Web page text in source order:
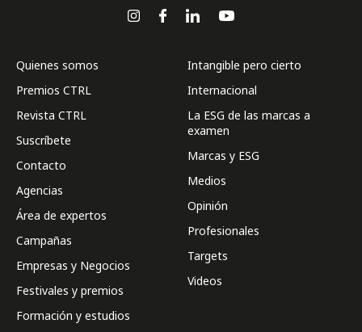
Quienes somos
Premios CTRL
Revista CTRL
Suscríbete
Contacto
Agencias
Área de expertos
Campañas
Empresas y Negocios
Festivales y premios
Formación y estudios
Intangible pero cierto
Internacional
La ESG de las marcas a
examen
Marcas y ESG
Medios
Opinión
Profesionales
Targets
Videos